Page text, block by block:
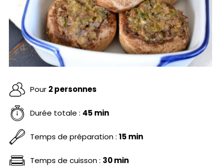
Pour 2 personnes
Durée totale : 45 min
Temps de préparation : 15 min
Temps de cuisson : 30 min